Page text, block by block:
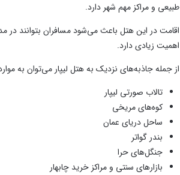
طبیعی و مراکز مهم شهر دارد.
اقامت در این هتل باعث می‌شود مسافران بتوانند در
اهمیت زیادی دارد.
از جمله جاذبه‌های نزدیک به هتل لیپار می‌توان به
تالاب صورتی لیپار
کوه‌های مریخی
ساحل دریای عمان
بندر گواتر
جنگل‌های حرا
بازارهای سنتی و مراکز خرید چابهار